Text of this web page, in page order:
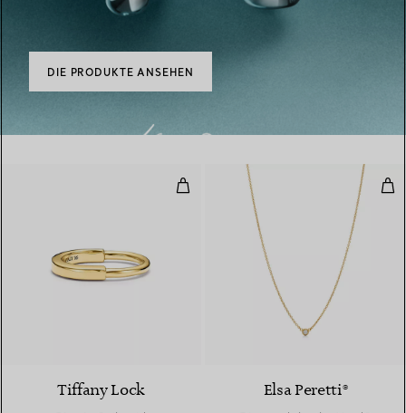
DIE PRODUKTE ANSEHEN
Ring in Gelbgold
3 Materialien
Tiffany Lock Elsa Peretti®